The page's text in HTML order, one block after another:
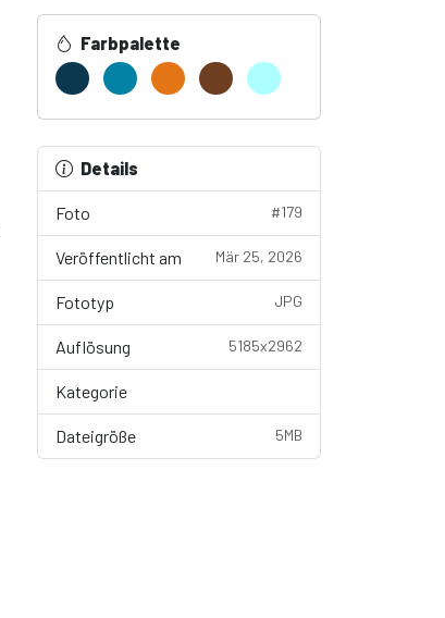
Farbpalette
Details
Foto #179
Veröffentlicht am Mär 25, 2026
Fototyp JPG
Auflösung 5185x2962
Kategorie
Dateigröße 5MB